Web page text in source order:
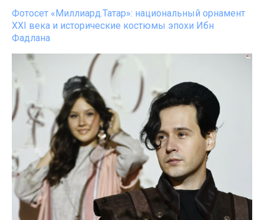
Фотосет «Миллиард.Татар»: национальный орнамент
XXI века и исторические костюмы эпохи Ибн
Фадлана